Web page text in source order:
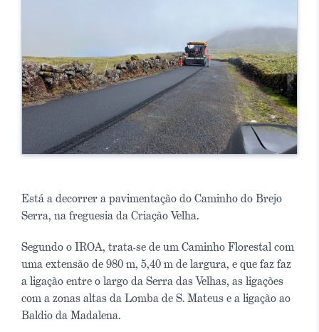
Está a decorrer a pavimentação do Caminho do Brejo
Serra, na freguesia da Criação Velha.
Segundo o IROA, trata-se de um Caminho Florestal com
uma extensão de 980 m, 5,40 m de largura, e que faz faz
a ligação entre o largo da Serra das Velhas, as ligações
com a zonas altas da Lomba de S. Mateus e a ligação ao
Baldio da Madalena.